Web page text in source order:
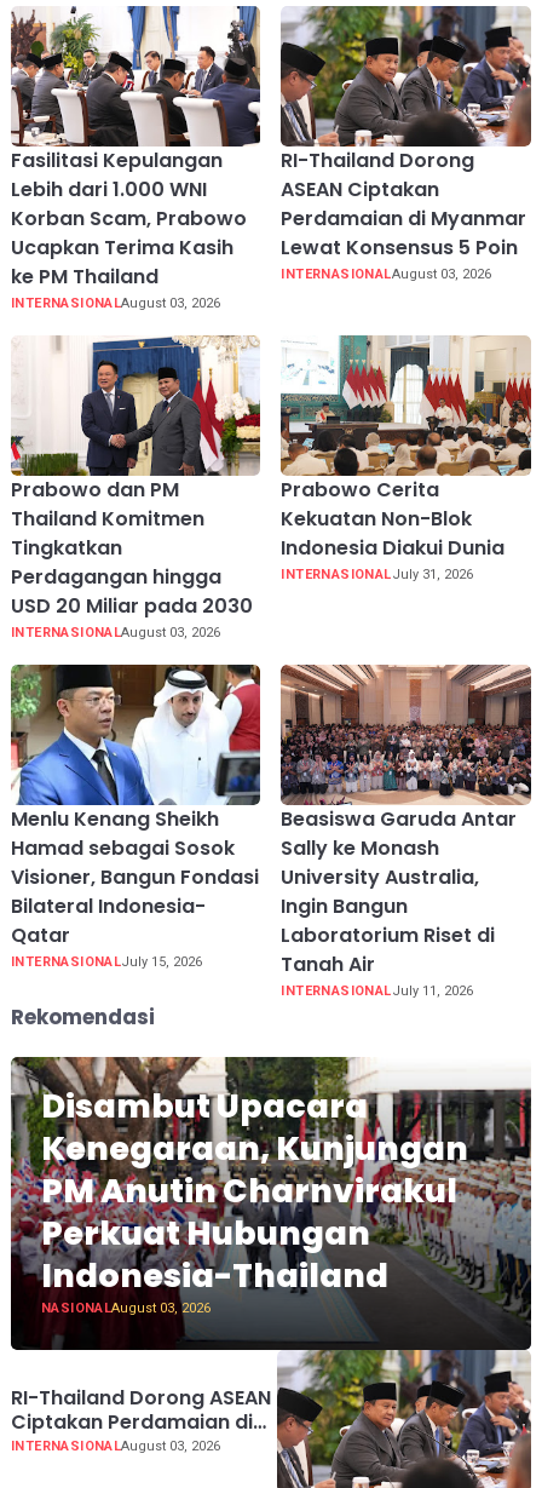
Fasilitasi Kepulangan
Lebih dari 1.000 WNI
Korban Scam, Prabowo
Ucapkan Terima Kasih
ke PM Thailand
INTERNASIONALAugust 03, 2026
RI-Thailand Dorong
ASEAN Ciptakan
Perdamaian di Myanmar
Lewat Konsensus 5 Poin
INTERNASIONALAugust 03, 2026
Prabowo dan PM
Thailand Komitmen
Tingkatkan
Perdagangan hingga
USD 20 Miliar pada 2030
INTERNASIONALAugust 03, 2026
Prabowo Cerita
Kekuatan Non-Blok
Indonesia Diakui Dunia
INTERNASIONALJuly 31, 2026
Menlu Kenang Sheikh
Hamad sebagai Sosok
Visioner, Bangun Fondasi
Bilateral Indonesia-
Qatar
INTERNASIONALJuly 15, 2026
Beasiswa Garuda Antar
Sally ke Monash
University Australia,
Ingin Bangun
Laboratorium Riset di
Tanah Air
INTERNASIONALJuly 11, 2026
Rekomendasi
Disambut Upacara
Kenegaraan, Kunjungan
PM Anutin Charnvirakul
Perkuat Hubungan
Indonesia-Thailand
NASIONALAugust 03, 2026
RI-Thailand Dorong ASEAN
Ciptakan Perdamaian di
Myanmar Lewat
INTERNASIONALAugust 03, 2026